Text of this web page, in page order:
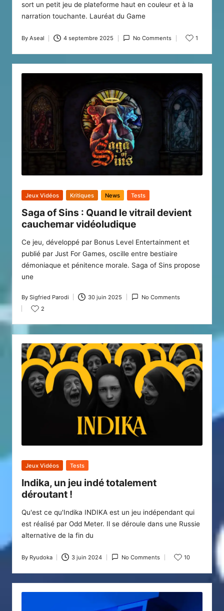
sort un petit jeu de plateforme haut en couleur et à la
narration touchante. Lauréat du Game
Posted
by
By Aseal 4 septembre 2025 No Comments 1
Posted
Jeux Vidéos Kritiques News Tests
Saga of Sins : Quand le vitrail devient
cauchemar vidéoludique
Ce jeu, développé par Bonus Level Entertainment et
publié par Just For Games, oscille entre bestiaire
démoniaque et pénitence morale. Saga of Sins propose
une
Posted
by
By Sigfried Parodi 30 juin 2025
No Comments
2
Posted
Jeux Vidéos Tests
Indika, un jeu indé totalement
déroutant !
Qu'est ce qu'Indika INDIKA est un jeu indépendant qui
est réalisé par Odd Meter. Il se déroule dans une Russie
alternative de la fin du
Posted
by
By Ryudoka 3 juin 2024 No Comments 10